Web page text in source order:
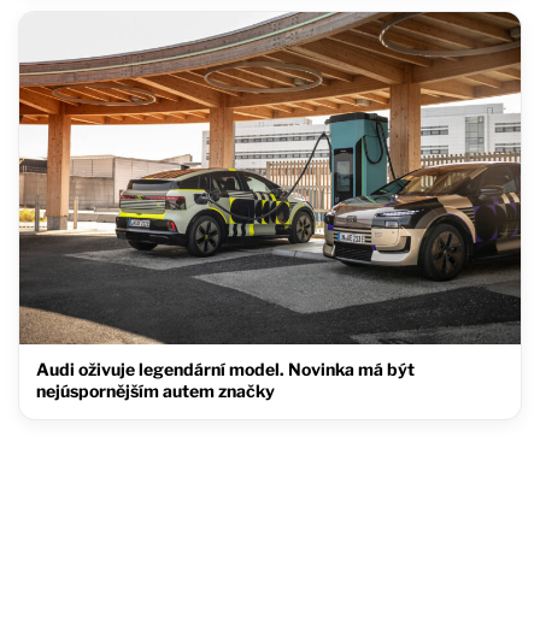
Audi oživuje legendární model. Novinka má být
nejúspornějším autem značky